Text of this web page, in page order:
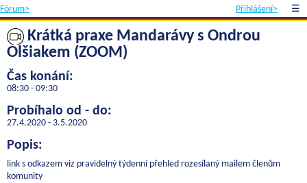
Fórum> Přihlášení> ☰
Krátká praxe Mandarávy s Ondrou
Olšiakem (ZOOM)
Čas konání:
08:30 - 09:30
Probíhalo od - do:
27.4.2020 - 3.5.2020
Popis:
link s odkazem viz pravidelný týdenní přehled rozesílaný mailem členům
komunity